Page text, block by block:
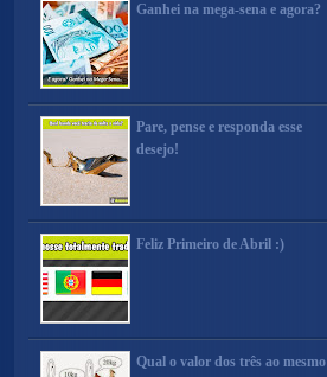
Ganhei na mega-sena e agora?
Pare, pense e responda esse
desejo!
Feliz Primeiro de Abril :)
Qual o valor dos três ao mesmo